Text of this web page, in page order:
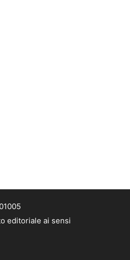
editoriale ai sensi